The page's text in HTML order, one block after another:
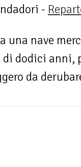
-
una nave
dodici anni,
da